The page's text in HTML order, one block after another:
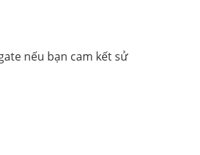
nếu bạn cam kết sử